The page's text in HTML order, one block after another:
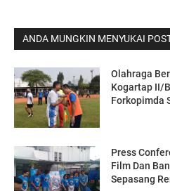
ANDA MUNGKIN MENYUKAI
Olahraga
Kogartap II/
Forkopimda
Press
Film Dan
Sepasang